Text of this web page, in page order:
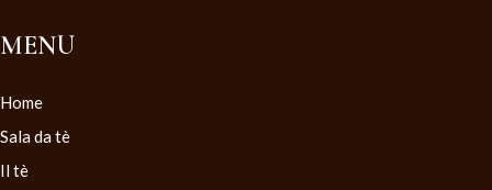
MENU
Home
Sala da tè
Il tè